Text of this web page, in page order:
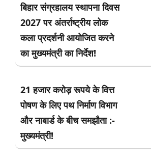
बिहार संग्रहालय स्थापना दिवस
2027 पर अंतर्राष्ट्रीय लोक
कला प्रदर्शनी आयोजित करने
का मुख्यमंत्री का निर्देश!
21 हजार करोड़ रूपये के वित्त
पोषण के लिए पथ निर्माण विभाग
और नाबार्ड के बीच समझौता :-
मुख्यमंत्री!